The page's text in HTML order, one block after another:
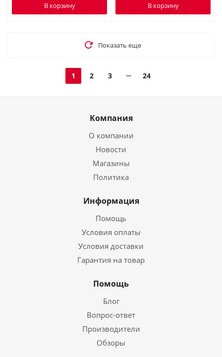
В корзину В корзину
Показать еще
1 2 3 24
Компания
О компании
Новости
Магазины
Политика
Информация
Помощь
Условия оплаты
Условия доставки
Гарантия на товар
Помощь
Блог
Вопрос-ответ
Производители
Обзоры